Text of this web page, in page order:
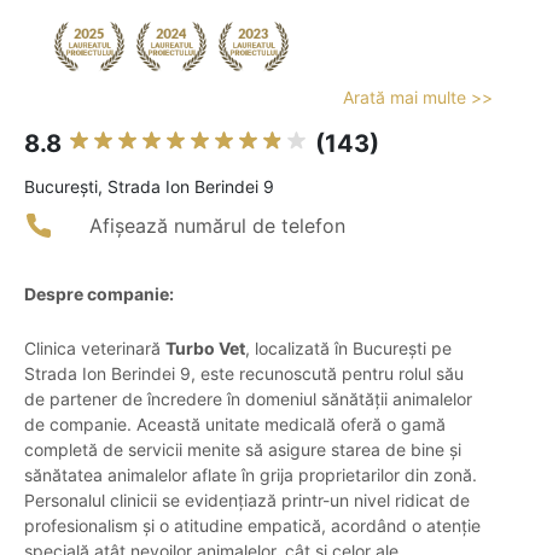
Arată mai multe >>
8.8 (143)
Bucureşti, Strada Ion Berindei 9
Afișează numărul de telefon
Despre companie:
Clinica veterinară Turbo Vet, localizată în București pe
Strada Ion Berindei 9, este recunoscută pentru rolul său
de partener de încredere în domeniul sănătății animalelor
de companie. Această unitate medicală oferă o gamă
completă de servicii menite să asigure starea de bine și
sănătatea animalelor aflate în grija proprietarilor din zonă.
Personalul clinicii se evidențiază printr-un nivel ridicat de
profesionalism și o atitudine empatică, acordând o atenție
specială atât nevoilor animalelor, cât și celor ale